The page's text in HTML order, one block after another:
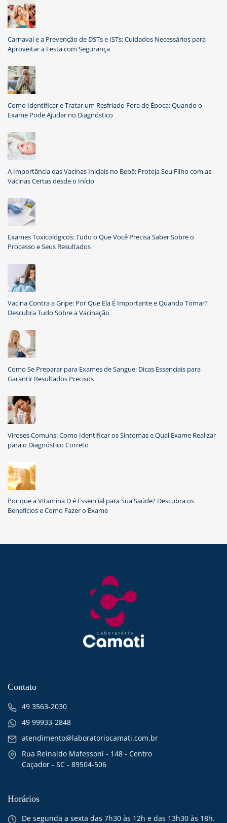
Carnaval e a Prevenção de DSTs e ISTs: Cuidados Necessários para
Aproveitar a Festa com Segurança
Como Identificar e Tratar um Resfriado Fora de Época: Quando o
Exame Pode Ajudar no Diagnóstico
A Importância das Vacinas Iniciais no Bebê: Proteja Seu Filho com as
Vacinas Certas desde o Início
Exames Toxicológicos: Tudo o Que Você Precisa Saber Sobre o
Processo e Seus Resultados
Vacina Contra a Gripe: Por Que Ela É Importante e Quando Tomar?
Descubra Tudo Sobre a Vacinação
Como Se Preparar para Exames de Sangue: Dicas Essenciais para
Garantir Resultados Precisos
Viroses Comuns: Como Identificar os Sintomas e Qual Exame Realizar
para o Diagnóstico Correto
Por que a Vitamina D é Essencial para Sua Saúde? Descubra os
Benefícios e Como Fazer o Exame
Contato
49 3563-2030
49 99933-2848
atendimento@laboratoriocamati.com.br
Rua Reinaldo Mafessoni - 148 - Centro
Caçador - SC - 89504-506
Horários
De segunda a sexta das 7h30 às 12h e das 13h30 às 18h.